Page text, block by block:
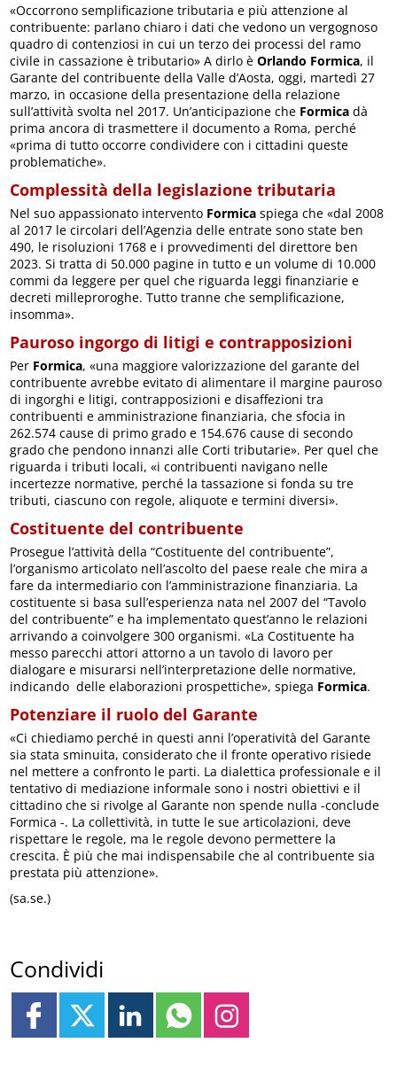
«Occorrono semplificazione tributaria e più attenzione al
contribuente: parlano chiaro i dati che vedono un vergognoso
quadro di contenziosi in cui un terzo dei processi del ramo
civile in cassazione è tributario» A dirlo èOrlando Formica, il
Garante del contribuente della Valle d’Aosta, oggi, martedì 27
marzo, in occasione della presentazione della relazione
sull’attività svolta nel 2017. Un’anticipazione che Formica dà
prima ancora di trasmettere il documento a Roma, perché
«prima di tutto occorre condividere con i cittadini queste
problematiche».
Complessità della legislazione tributaria
Nel suo appassionato intervento Formica spiega che «dal 2008
al 2017 le circolari dell’Agenzia delle entrate sono state ben
490, le risoluzioni 1768 e i provvedimenti del direttore ben
2023. Si tratta di 50.000 pagine in tutto e un volume di 10.000
commi da leggere per quel che riguarda leggi finanziarie e
decreti milleproroghe. Tutto tranne che semplificazione,
insomma».
Pauroso ingorgo di litigi e contrapposizioni
Per Formica, «una maggiore valorizzazione del garante del
contribuente avrebbe evitato di alimentare il margine pauroso
di ingorghi e litigi, contrapposizioni e disaffezioni tra
contribuenti e amministrazione finanziaria, che sfocia in
262.574 cause di primo grado e 154.676 cause di secondo
grado che pendono innanzi alle Corti tributarie». Per quel che
riguarda i tributi locali, «i contribuenti navigano nelle
incertezze normative, perché la tassazione si fonda su tre
tributi, ciascuno con regole, aliquote e termini diversi».
Costituente del contribuente
Prosegue l’attività della “Costituente del contribuente”,
l’organismo articolato nell’ascolto del paese reale che mira a
fare da intermediario con l’amministrazione finanziaria. La
costituente si basa sull’esperienza nata nel 2007 del “Tavolo
del contribuente” e ha implementato quest’anno le relazioni
arrivando a coinvolgere 300 organismi. «La Costituente ha
messo parecchi attori attorno a un tavolo di lavoro per
dialogare e misurarsi nell’interpretazione delle normative,
indicando delle elaborazioni prospettiche», spiega Formica.
Potenziare il ruolo del Garante
«Ci chiediamo perché in questi anni l’operatività del Garante
sia stata sminuita, considerato che il fronte operativo risiede
nel mettere a confronto le parti. La dialettica professionale e il
tentativo di mediazione informale sono i nostri obiettivi e il
cittadino che si rivolge al Garante non spende nulla -conclude
Formica -. La collettività, in tutte le sue articolazioni, deve
rispettare le regole, ma le regole devono permettere la
crescita. È più che mai indispensabile che al contribuente sia
prestata più attenzione».
(sa.se.)
Condividi